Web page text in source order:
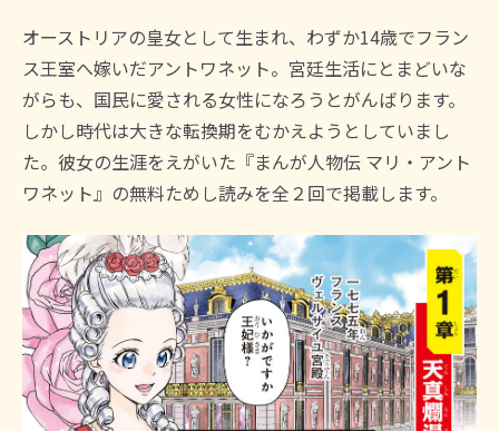
オーストリアの皇女として生まれ、わずか14歳でフラン
ス王室へ嫁いだアントワネット。宮廷生活にとまどいな
がらも、国民に愛される女性になろうとがんばります。
しかし時代は大きな転換期をむかえようとしていまし
た。彼女の生涯をえがいた『まんが人物伝 マリ・アント
ワネット』の無料ためし読みを全２回で掲載します。